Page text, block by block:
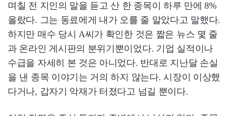
며칠 전 지인의 말을 듣고 산 한 종목이 하루 만에 8%
올랐다. 그는 동료에게 내가 오를 줄 알았다고 말했다.
하지만 매수 당시 A씨가 확인한 것은 짧은 뉴스 몇 줄
과 온라인 게시판의 분위기뿐이었다. 기업 실적이나
수급을 자세히 본 것은 아니었다. 반대로 지난달 손실
을 낸 종목 이야기는 거의 하지 않는다. 시장이 이상했
다거나, 갑자기 악재가 터졌다고 넘길 뿐이다.